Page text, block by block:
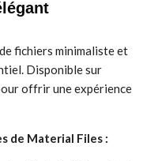
fichiers minimaliste et
Disponible sur
offrir une expérience
de Material Files :